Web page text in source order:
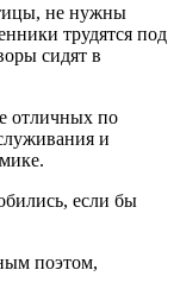
не нужны
трудятся под
сидят в
отличных по
и
если бы
поэтом,